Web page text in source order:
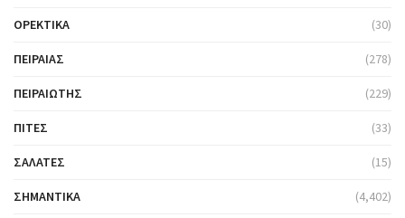
ΟΡΕΚΤΙΚΆ (30)
ΠΕΙΡΑΙΆΣ (278)
ΠΕΙΡΑΙΏΤΗΣ (229)
ΠΊΤΕΣ (33)
ΣΑΛΆΤΕΣ (15)
ΣΗΜΑΝΤΙΚΆ (4,402)